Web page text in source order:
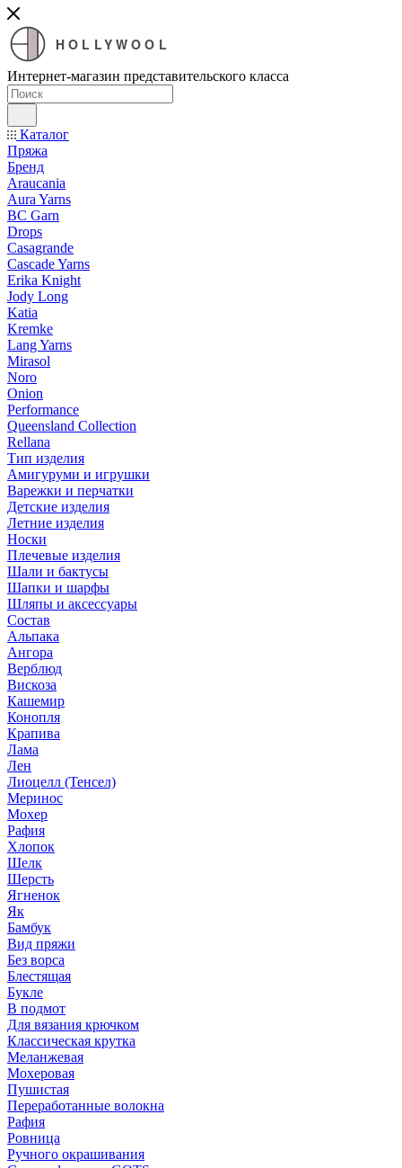
HOLLYWOOL
Интернет-магазин представительского класса
Каталог
Пряжа
Бренд
Araucania
Aura Yarns
BC Garn
Drops
Casagrande
Cascade Yarns
Erika Knight
Jody Long
Katia
Kremke
Lang Yarns
Mirasol
Noro
Onion
Performance
Queensland Collection
Rellana
Тип изделия
Амигуруми и игрушки
Варежки и перчатки
Детские изделия
Летние изделия
Носки
Плечевые изделия
Шали и бактусы
Шапки и шарфы
Шляпы и аксессуары
Состав
Альпака
Ангора
Верблюд
Вискоза
Кашемир
Конопля
Крапива
Лама
Лен
Лиоцелл (Тенсел)
Меринос
Мохер
Рафия
Хлопок
Шелк
Шерсть
Ягненок
Як
Бамбук
Вид пряжи
Без ворса
Блестящая
Букле
В подмот
Для вязания крючком
Классическая крутка
Меланжевая
Мохеровая
Пушистая
Переработанные волокна
Рафия
Ровница
Ручного окрашивания